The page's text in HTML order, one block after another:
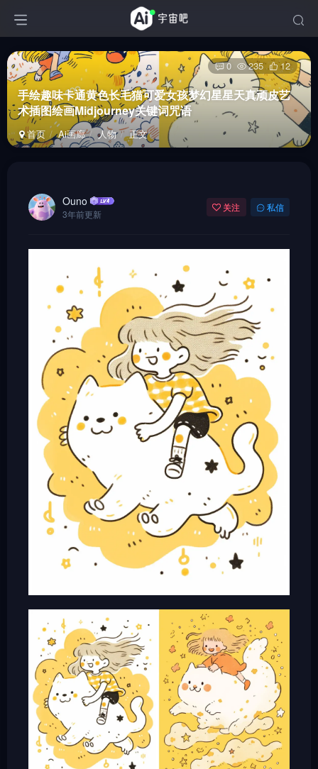
手绘趣味卡通黄色长毛猫可爱女孩梦幻星星天真顽皮艺
术插图绘画Midjourney关键词咒语
首页 Ai画廊 人物 正文
0 235 12
Ouno
3年前更新
关注 私信